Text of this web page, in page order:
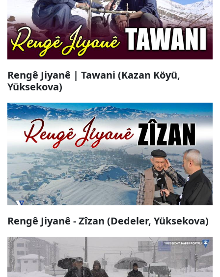
Rengê Jiyanê | Tawani (Kazan Köyü,
Yüksekova)
Rengê Jiyanê - Zîzan (Dedeler, Yüksekova)